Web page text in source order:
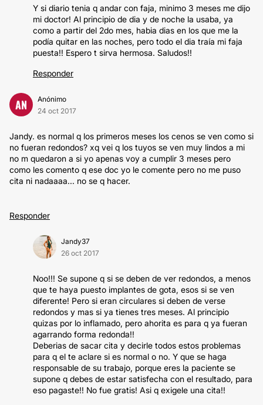
Y si diario tenia q andar con faja, minimo 3 meses me dijo
mi doctor! Al principio de dia y de noche la usaba, ya
como a partir del 2do mes, habia dias en los que me la
podía quitar en las noches, pero todo el dia traía mi faja
puesta!! Espero t sirva hermosa. Saludos!!
Responder
AN
Anónimo
24 oct 2017
Jandy. es normal q los primeros meses los cenos se ven como si
no fueran redondos? xq vei q los tuyos se ven muy lindos a mi
no m quedaron a si yo apenas voy a cumplir 3 meses pero
como les comento q ese doc yo le comente pero no me puso
cita ni nadaaaa... no se q hacer.
Responder
Jandy37
26 oct 2017
Noo!!! Se supone q si se deben de ver redondos, a menos
que te haya puesto implantes de gota, esos si se ven
diferente! Pero si eran circulares si deben de verse
redondos y mas si ya tienes tres meses. Al principio
quizas por lo inflamado, pero ahorita es para q ya fueran
agarrando forma redonda!!
Deberias de sacar cita y decirle todos estos problemas
para q el te aclare si es normal o no. Y que se haga
responsable de su trabajo, porque eres la paciente se
supone q debes de estar satisfecha con el resultado, para
eso pagaste!! No fue gratis! Asi q exigele una cita!!